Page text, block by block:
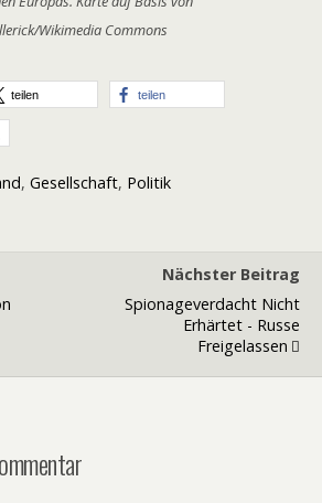
Wikimedia Commons
teilen teilen
, Gesellschaft, Politik
Nächster Beitrag
Spionageverdacht Nicht
Erhärtet - Russe
Freigelassen